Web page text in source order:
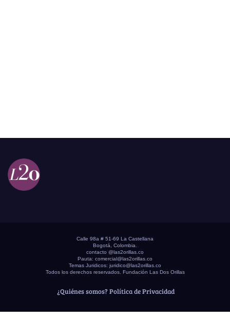
Calle 98a # 51-69 La Castellana
Bogotá, Colombia.
contacto @las2orillas.co
Pauta: comercial@las2orillas.co
Temas Juridicos: juridico@las2orillas.co
Todos los derechos reservados. Fundación Las Dos Orillas
¿Quiénes somos? Política de Privacidad